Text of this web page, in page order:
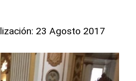
23 Agosto 2017